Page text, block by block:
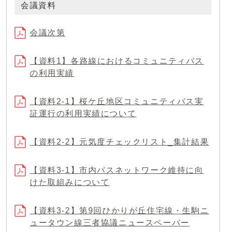
会議資料
会議次第
【資料1】各路線におけるコミュニティバス
の利用実績
【資料2-1】桜ケ丘地区コミュニティバス実
証運行の利用実績について
【資料2-2】元気度チェックリスト_集計結果
【資料3-1】市内バスネットワーク維持に向
けた取組みについて
【資料3-2】第9回ひかりが丘住宅線・生駒ニ
ュータウン線三者協議ニュースペーパー